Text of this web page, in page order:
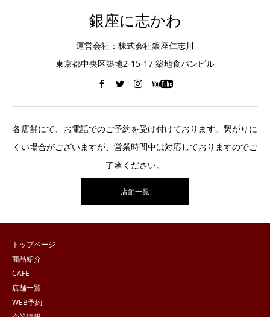
銀座に志かわ
運営会社：株式会社銀座仁志川
東京都中央区築地2-15-17 築地食パンビル
各店舗にて、お電話でのご予約を受け付けております。繋がりに
くい場合がございますが、営業時間中は対応しておりますのでご
了承ください。
店舗一覧
トップページ
商品紹介
CAFE
店舗一覧
WEB予約